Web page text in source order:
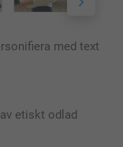
med text
etiskt odlad